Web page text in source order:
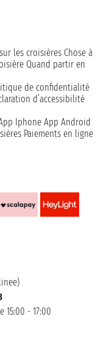
les croisières Chose à
Quand partir en
de confidentialité
d’accessibilité
Iphone App Android
Paiements en ligne
15:00 - 17:00